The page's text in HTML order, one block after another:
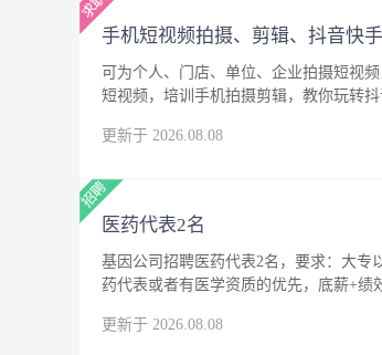
手机短视频拍摄、剪辑、抖音快手
可为个人、门店、单位、企业拍摄短视
短视频，培训手机拍摄剪辑，教你玩转
更新于 2026.08.08
医药代表2名
基因公司招聘医药代表2名，要求：大专
药代表或者有医学资质的优先，底薪+绩
更新于 2026.08.08